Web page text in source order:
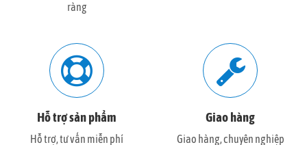
ràng
Hỗ trợ sản phẩm
Hỗ trợ, tư vấn miễn phí
Giao hàng
Giao hàng, chuyên nghiệp